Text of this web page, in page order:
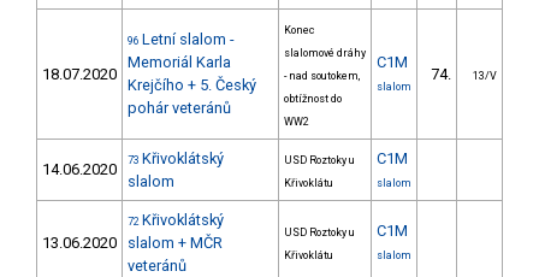
18.07.2020
96 Letní slalom -
Memoriál Karla
Krejčího + 5. Český
pohár veteránů
Konec
slalomové dráhy
- nad soutokem,
obtížnost do
WW2
C1M
slalom
74. 13/V
14.06.2020 73 Křivoklátský
slalom
USD Roztoky u
Křivoklátu
C1M
slalom
13.06.2020
72 Křivoklátský
slalom + MČR
veteránů
USD Roztoky u
Křivoklátu
C1M
slalom